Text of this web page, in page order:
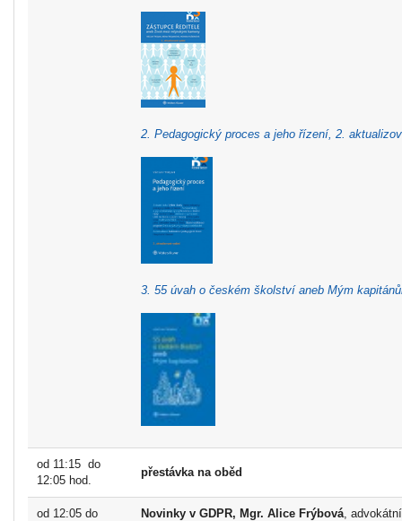
2. Pedagogický proces a jeho řízení, 2.
3. 55 úvah o českém školství aneb Mým
od 11:15 do
12:05 hod.
přestávka na oběd
od 12:05 do
Novinky v GDPR, Mgr. Alice Frýbová ,